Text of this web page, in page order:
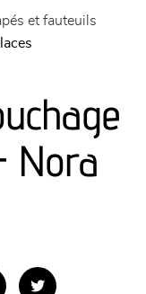
et fauteuils
Nora